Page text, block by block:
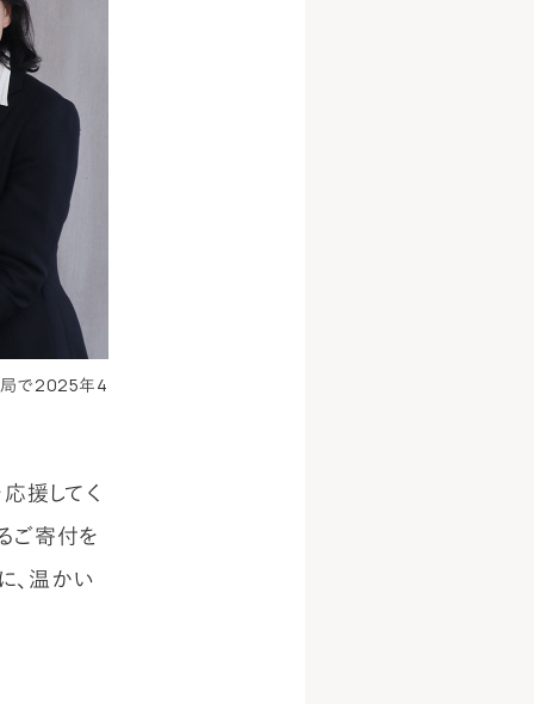
局で2025年4
援してく
ご寄付を
、温かい